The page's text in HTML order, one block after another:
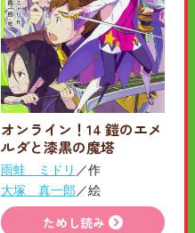
オンライン！14 鎧のエメ
ルダと漆黒の魔塔
雨蛙 ミドリ ／作
大塚 真一郎 ／絵
ためし読み